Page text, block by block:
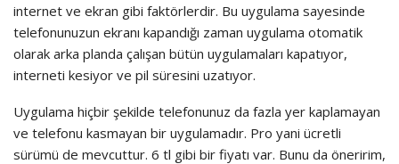
internet ve ekran gibi faktörlerdir. Bu uygulama sayesinde
telefonunuzun ekranı kapandığı zaman uygulama otomatik
olarak arka planda çalışan bütün uygulamaları kapatıyor,
interneti kesiyor ve pil süresini uzatıyor.
Uygulama hiçbir şekilde telefonunuz da fazla yer kaplamayan
ve telefonu kasmayan bir uygulamadır. Pro yani ücretli
sürümü de mevcuttur. 6 tl gibi bir fiyatı var. Bunu da öneririm,